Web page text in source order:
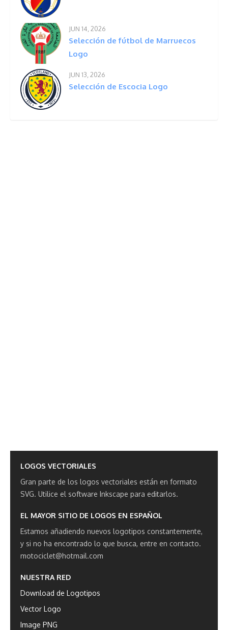
JUN 14, 2026
Selección de fútbol de Marruecos
Logo
JUN 13, 2026
Selección de Escocia Logo
LOGOS VECTORIALES
Gran parte de los logos vectoriales están en formato
SVG. Utilice el software Inkscape para editarlos.
EL MAYOR SITIO DE LOGOS EN ESPAÑOL
Estamos añadiendo nuevos logotipos constantemente,
y si no ha encontrado lo que busca, entre en contacto.
motociclet@hotmail.com
NUESTRA RED
Download de Logotipos
Vector Logo
Image PNG